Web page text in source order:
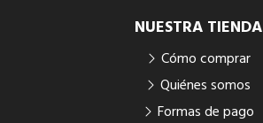
NUESTRA TIENDA
Cómo comprar
Quiénes somos
Formas de pago